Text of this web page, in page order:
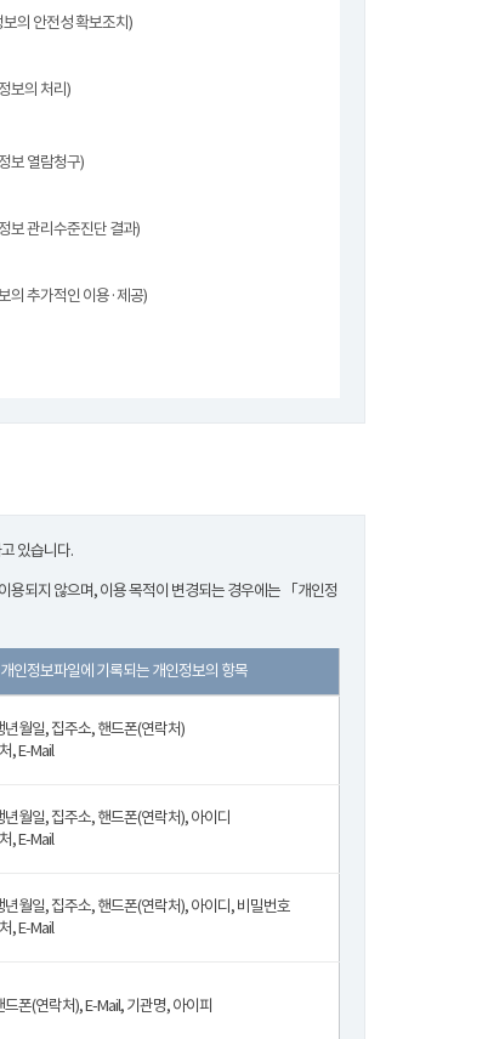
의 안전성 확보조치)
보의 처리)
보 열람청구)
보 관리수준진단 결과)
의 추가적인 이용·제공)
있습니다.
되지 않으며, 이용 목적이 변경되는 경우에는 「개인정
개인정보파일에 기록되는 개인정보의 항목
년월일, 집주소, 핸드폰(연락처)
, E-Mail
년월일, 집주소, 핸드폰(연락처), 아이디
, E-Mail
년월일, 집주소, 핸드폰(연락처), 아이디, 비밀번호
, E-Mail
폰(연락처), E-Mail, 기관명, 아이피